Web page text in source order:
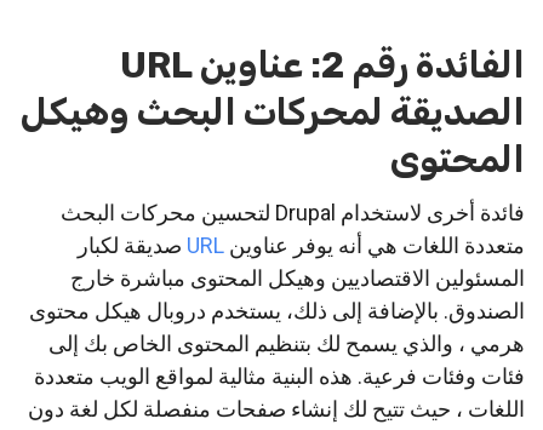
الفائدة رقم 2: عناوين URL
الصديقة لمحركات البحث وهيكل
المحتوى
فائدة أخرى لاستخدام Drupal لتحسين محركات البحث
متعددة اللغات هي أنه يوفر عناوين URL صديقة لكبار
المسئولين الاقتصاديين وهيكل المحتوى مباشرة خارج
الصندوق. بالإضافة إلى ذلك، يستخدم دروبال هيكل محتوى
هرمي ، والذي يسمح لك بتنظيم المحتوى الخاص بك إلى
فئات وفئات فرعية. هذه البنية مثالية لمواقع الويب متعددة
اللغات ، حيث تتيح لك إنشاء صفحات منفصلة لكل لغة دون